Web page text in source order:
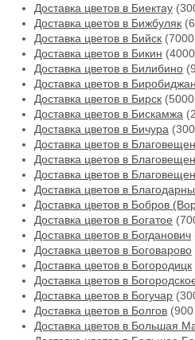
Доставка цветов в Биектау
Доставка цветов в Бижбуляк
Доставка цветов в Бийск
Доставка цветов в Бикин
Доставка цветов в Билибино
Доставка цветов в Биробиджан
Доставка цветов в Бирск
Доставка цветов в Бискамжа
Доставка цветов в Бичура
Доставка цветов в
Доставка цветов в
Доставка цветов в
Доставка цветов в
Доставка цветов в Бобров
Доставка цветов в Богатое
Доставка цветов в Богданович
Доставка цветов в Боговарово
Доставка цветов в Богородицк
Доставка цветов в
Доставка цветов в Богучар
Доставка цветов в Болгов
Доставка цветов в Большая